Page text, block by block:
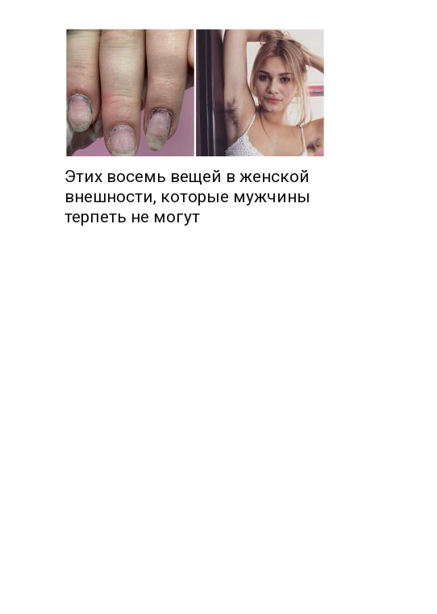
Этих восемь вещей в женской
внешности, которые мужчины
терпеть не могут